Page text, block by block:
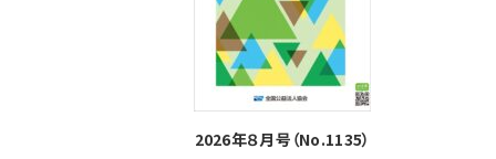
2026年８月号（No.1135）